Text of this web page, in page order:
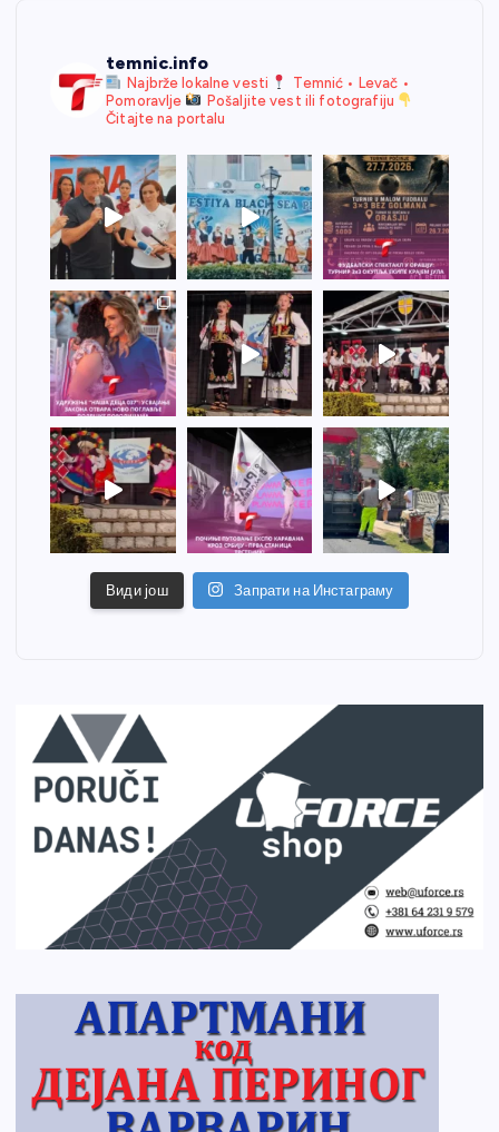
temnic.info
Najbrže lokalne vesti
Temnić • Levač •
Pomoravlje
Pošaljite vest ili fotografiju
Čitajte na portalu
Види још Запрати на Инстаграму